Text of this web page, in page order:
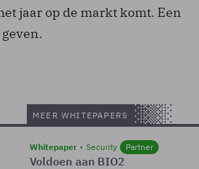
jaar op de markt komt. Een
MEER WHITEPAPERS
Whitepaper Security Partner
Voldoen aan BIO2